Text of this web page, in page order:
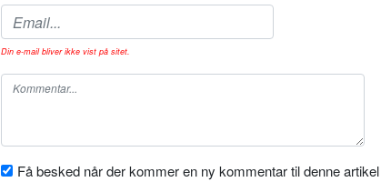
Din e-mail bliver ikke vist på sitet.
Få besked når der kommer en ny kommentar til denne artikel